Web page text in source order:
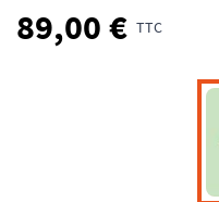
89,00 € TTC